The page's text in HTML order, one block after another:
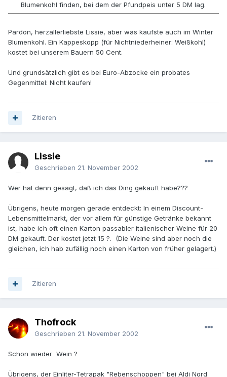
Blumenkohl finden, bei dem der Pfundpeis unter 5 DM lag.
Pardon, herzallerliebste Lissie, aber was kaufste auch im Winter
Blumenkohl. Ein Kappeskopp (für Nichtniederheiner: Weißkohl)
kostet bei unserem Bauern 50 Cent.
Und grundsätzlich gibt es bei Euro-Abzocke ein probates
Gegenmittel: Nicht kaufen!
Zitieren
Lissie
Geschrieben 21. November 2002
Wer hat denn gesagt, daß ich das Ding gekauft habe???
Übrigens, heute morgen gerade entdeckt: In einem Discount-
Lebensmittelmarkt, der vor allem für günstige Getränke bekannt
ist, habe ich oft einen Karton passabler italienischer Weine für 20
DM gekauft. Der kostet jetzt 15 ?. (Die Weine sind aber noch die
gleichen, ich hab zufällig noch einen Karton von früher gelagert.)
Zitieren
Thofrock
Geschrieben 21. November 2002
Schon wieder Wein ?
Übrigens, der Einliter-Tetrapak "Rebenschoppen" bei Aldi Nord